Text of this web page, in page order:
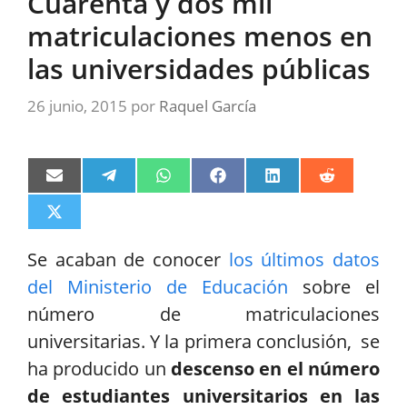
matriculaciones menos en
las universidades públicas
26 junio, 2015 por Raquel García
Compartir
en
Email
Compartir
en
Compartir
en
Compartir
en
Compartir
en
Compartir
en
Compartir
en
(Twitter)
Se acaban de conocer los últimos datos
del Ministerio de Educación sobre el
número de matriculaciones
universitarias. Y la primera conclusión, se
ha producido un descenso en el número
de estudiantes universitarios en las